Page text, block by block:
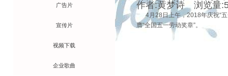
广告片
宣传片
视频下载
企业歌曲
作者:黄梦诗 浏览量
4月28日上午，2018年庆祝“五
膺“全国五一劳动奖章”。